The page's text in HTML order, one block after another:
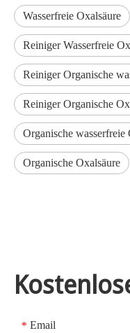
Wasserfreie Oxalsäure
Reiniger Wasserfreie
Reiniger Organische
Reiniger Organische
Organische wasserfreie
Organische Oxalsäure
* Email